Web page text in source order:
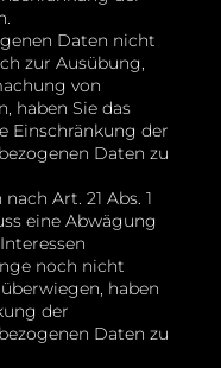
Daten nicht
zur Ausübung,
von
haben Sie das
Einschränkung der
Daten zu
Art. 21 Abs. 1
eine Abwägung
noch nicht
haben
der
Daten zu